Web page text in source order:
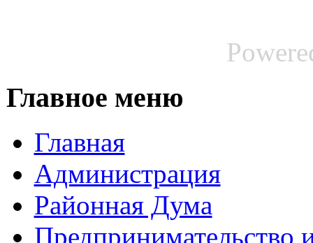
Главное меню
Главная
Администрация
Районная Дума
Предпринимательство